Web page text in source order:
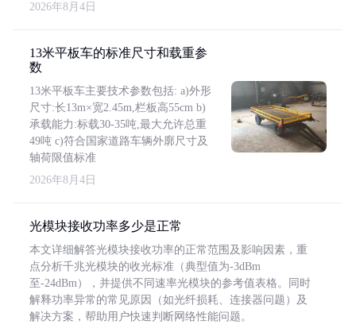
2026年8月4日
13米平板车的标准尺寸和载重参
数
13米平板车主要技术参数包括: a)外形
尺寸:长13m×宽2.45m,栏板高55cm b)
承载能力:标载30-35吨,最大允许总重
49吨 c)符合国家道路车辆外廓尺寸及
轴荷限值标准
2026年8月4日
光模块接收功率多少是正常
本文详细解答光模块接收功率的正常范围及影响因素，重
点分析千兆光模块的收光标准（典型值为-3dBm
至-24dBm），并提供不同速率光模块的参考值表格。同时
解释功率异常的常见原因（如光纤损耗、连接器问题）及
解决方案，帮助用户快速判断网络性能问题。